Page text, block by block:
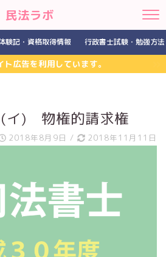
民法ラボ
験記・資格取得情報 行政書士試験・勉強方
ト広告を利用しています。
イ) 物権的請求権
2018年8月9日 / 2018年11月11日